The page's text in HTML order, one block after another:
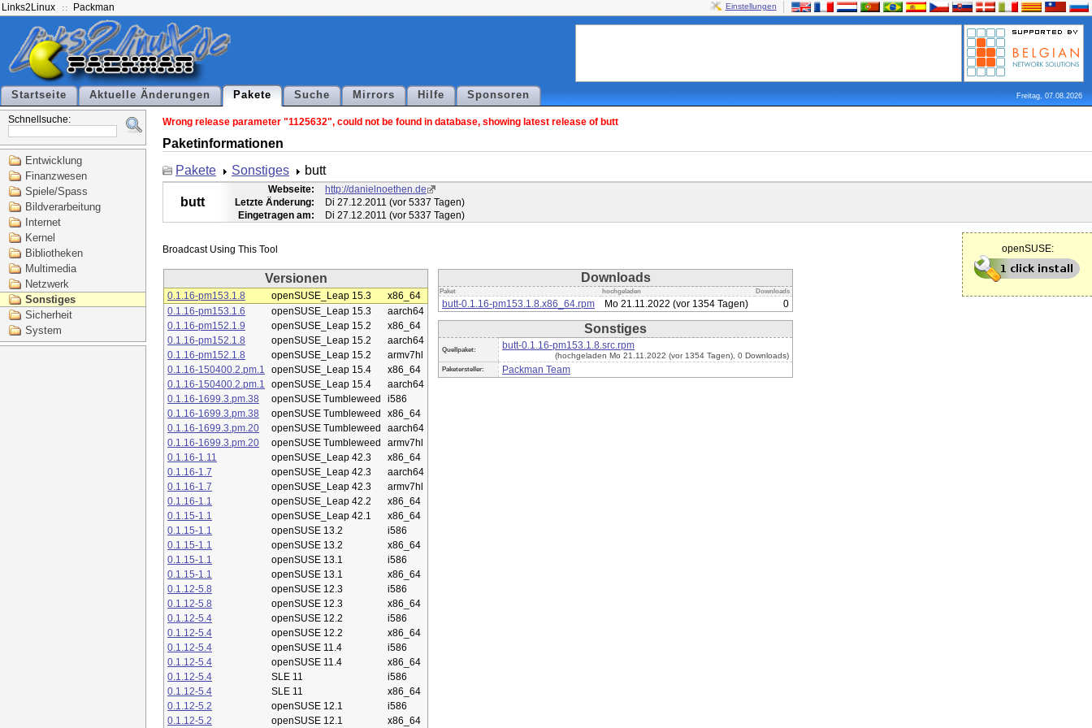
Links2Linux Packman Einstellungen
Startseite Aktuelle Änderungen Pakete Suche Mirrors Hilfe Sponsoren Freitag, 07.08.2026
Schnellsuche:
Entwicklung
Finanzwesen
Spiele/Spass
Bildverarbeitung
Internet
Kernel
Bibliotheken
Multimedia
Netzwerk
Sonstiges
Sicherheit
System
Wrong release parameter "1125632", could not be found in database, showing latest release of butt
Paketinformationen
Pakete
Sonstiges butt
butt
Webseite:
http://danielnoethen.de
Letzte Änderung:
Di 27.12.2011 (vor 5337 Tagen)
Eingetragen am:
Di 27.12.2011 (vor 5337 Tagen)
openSUSE:
Versionen
0.1.16-pm153.1.8 openSUSE_Leap 15.3
x86_64
0.1.16-pm153.1.6
openSUSE_Leap 15.3
aarch64
0.1.16-pm152.1.9
openSUSE_Leap 15.2
x86_64
0.1.16-pm152.1.8
openSUSE_Leap 15.2
aarch64
0.1.16-pm152.1.8
openSUSE_Leap 15.2
armv7hl
0.1.16-150400.2.pm.1
openSUSE_Leap 15.4
x86_64
0.1.16-150400.2.pm.1
openSUSE_Leap 15.4
aarch64
0.1.16-1699.3.pm.38
openSUSE Tumbleweed
i586
0.1.16-1699.3.pm.38
openSUSE Tumbleweed
x86_64
0.1.16-1699.3.pm.20
openSUSE Tumbleweed
aarch64
0.1.16-1699.3.pm.20
openSUSE Tumbleweed
armv7hl
0.1.16-1.11
openSUSE_Leap 42.3
x86_64
0.1.16-1.7
openSUSE_Leap 42.3
aarch64
0.1.16-1.7
openSUSE_Leap 42.3
armv7hl
0.1.16-1.1
openSUSE_Leap 42.2
x86_64
0.1.15-1.1
openSUSE_Leap 42.1
x86_64
0.1.15-1.1
openSUSE 13.2
i586
0.1.15-1.1
openSUSE 13.2
x86_64
0.1.15-1.1
openSUSE 13.1
i586
0.1.15-1.1
openSUSE 13.1
x86_64
0.1.12-5.8
openSUSE 12.3
i586
0.1.12-5.8
openSUSE 12.3
x86_64
0.1.12-5.4
openSUSE 12.2
i586
0.1.12-5.4
openSUSE 12.2
x86_64
0.1.12-5.4
openSUSE 11.4
i586
0.1.12-5.4
openSUSE 11.4
x86_64
0.1.12-5.4
SLE 11
i586
0.1.12-5.4
SLE 11
x86_64
0.1.12-5.2
openSUSE 12.1
i586
0.1.12-5.2
openSUSE 12.1 x86_64
Downloads
Paket hochgeladen Downloads
butt-0.1.16-pm153.1.8.x86_64.rpm Mo 21.11.2022 (vor 1354 Tagen) 0
Sonstiges
Quellpaket: butt-0.1.16-pm153.1.8.src.rpm
(hochgeladen Mo 21.11.2022 (vor 1354 Tagen), 0 Downloads)
Paketersteller: Packman Team